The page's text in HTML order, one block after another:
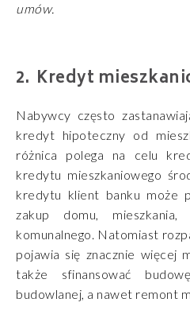
umów.
Kredyt
Nabywcy często
kredyt hipoteczny od
różnica polega na celu
kredytu mieszkaniowego
kredytu klient banku może
zakup domu,
komunalnego. Natomiast
pojawia się znacznie więcej
także sfinansować
budowlanej, a nawet remont